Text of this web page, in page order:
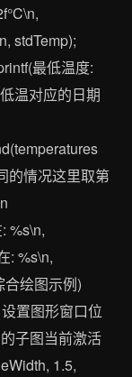
stdTemp);
最低温度:
温对应的日期
的情况这里取第
%s\n,
: %s\n,
合绘图示例)
置图形窗口位
子图当前激活
1.5,